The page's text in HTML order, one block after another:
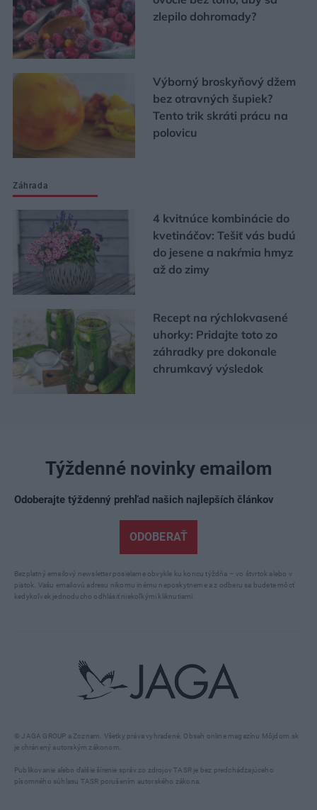
zlepilo dohromady?
Výborný broskyňový džem
bez otravných šupiek?
Tento trik skráti prácu na
polovicu
Záhrada
4 kvitnúce kombinácie do
kvetináčov: Tešiť vás budú
do jesene a nakŕmia hmyz
až do zimy
Recept na rýchlokvasené
uhorky: Pridajte toto zo
záhradky pre dokonale
chrumkavý výsledok
© JAGA GROUP a Zoznam. Všetky práva vyhradené. Obsah online magazínu Môjdom.sk
je chránený autorským zákonom.
Publikovanie alebo ďalšie šírenie správ zo zdrojov TASR je bez predchádzajúceho
písomného súhlasu TASR porušením autorského zákona.
Týždenné novinky emailom
Odoberajte týždenný prehľad našich najlepších článkov
ODOBERAŤ
Bezplatný emailový newsletter posielame obvykle ku koncu týždňa – vo štvrtok alebo v
piatok. Vašu emailovú adresu nikomu inému neposkytneme a z odberu sa budete môcť
kedykoľvek jednoducho odhlásiť niekoľkými kliknutiami.